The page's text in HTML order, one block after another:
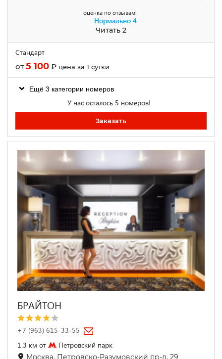
оценка по отзывам:
Нормально 4
Читать 2
Стандарт
от5 100 ₽ цена за 1 сутки
Ещё 3 категории номеров
У нас осталось 5 номеров!
Заказать
БРАЙТОН
+7 (963) 615-33-55
1.3 км от
Петровский парк
Москва, Петровско-Разумовский пр-д, 29